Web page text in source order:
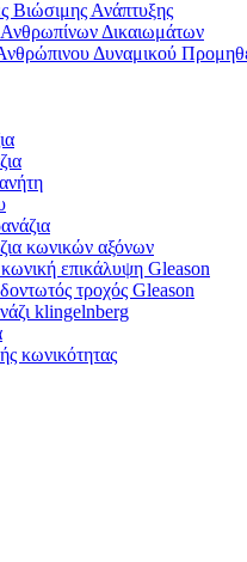
Βιώσιμης Ανάπτυξης
Δικαιωμάτων
Δυναμικού
κωνικών αξόνων
επικάλυψη Gleason
τροχός Gleason
klingelnberg
κωνικότητας